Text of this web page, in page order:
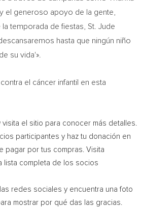
el generoso apoyo de la gente,
temporada de fiestas, St. Jude
hasta que ningún niño
su vida'».
el cáncer infantil en esta
visita el sitio para conocer más detalles.
participantes y haz tu donación en
pagar por tus compras. Visita
lista completa de los socios
redes sociales y encuentra una foto
mostrar por qué das las gracias.